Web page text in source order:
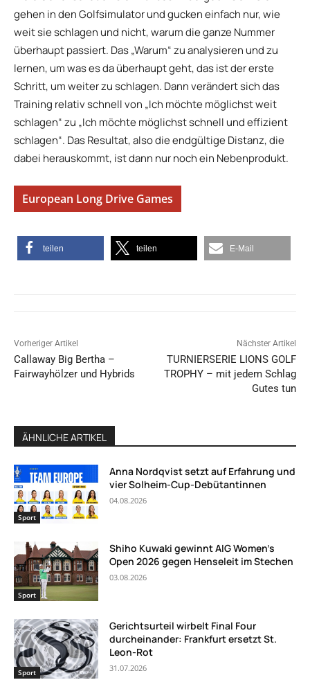
gehen in den Golfsimulator und gucken einfach nur, wie
weit sie schlagen und nicht, warum die ganze Nummer
überhaupt passiert. Das „Warum“ zu analysieren und zu
lernen, um was es da überhaupt geht, das ist der erste
Schritt, um weiter zu schlagen. Dann verändert sich das
Training relativ schnell von „Ich möchte möglichst weit
schlagen“ zu „Ich möchte möglichst schnell und effizient
schlagen“. Das Resultat, also die endgültige Distanz, die
dabei herauskommt, ist dann nur noch ein Nebenprodukt.
European Long Drive Games
teilen teilen E-Mail
Vorheriger Artikel
Callaway Big Bertha –
Fairwayhölzer und Hybrids
Nächster Artikel
TURNIERSERIE LIONS GOLF
TROPHY – mit jedem Schlag
Gutes tun
ÄHNLICHE ARTIKEL
Sport
Anna Nordqvist setzt auf Erfahrung und
vier Solheim-Cup-Debütantinnen
04.08.2026
Sport
Shiho Kuwaki gewinnt AIG Women’s
Open 2026 gegen Henseleit im Stechen
03.08.2026
Sport
Gerichtsurteil wirbelt Final Four
durcheinander: Frankfurt ersetzt St.
Leon-Rot
31.07.2026